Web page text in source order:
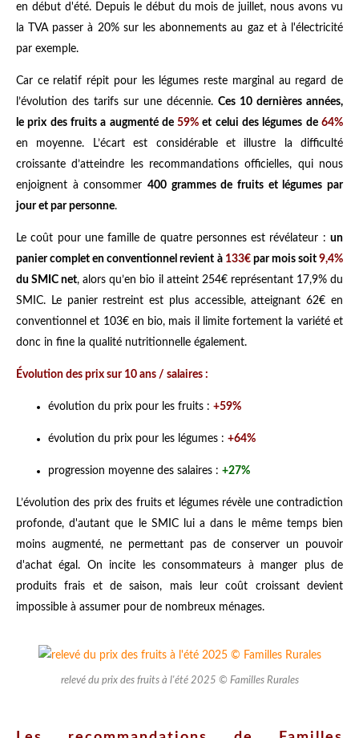
en début d'été. Depuis le début du mois de juillet, nous avons vu
la TVA passer à 20% sur les abonnements au gaz et à l'électricité
par exemple.
Car ce relatif répit pour les légumes reste marginal au regard de
l’évolution des tarifs sur une décennie. Ces 10 dernières années,
le prix des fruits a augmenté de59% et celui des légumes de64%
en moyenne. L’écart est considérable et illustre la difficulté
croissante d’atteindre les recommandations officielles, qui nous
enjoignent à consommer 400 grammes de fruits et légumes par
jour et par personne.
Le coût pour une famille de quatre personnes est révélateur : un
panier complet en conventionnel revient à 133€par mois soit9,4%
du SMIC net, alors qu’en bio il atteint 254€ représentant 17,9% du
SMIC. Le panier restreint est plus accessible, atteignant 62€ en
conventionnel et 103€ en bio, mais il limite fortement la variété et
donc in fine la qualité nutritionnelle également.
Évolution des prix sur 10 ans / salaires :
évolution du prix pour les fruits : +59%
évolution du prix pour les légumes : +64%
progression moyenne des salaires : +27%
L’évolution des prix des fruits et légumes révèle une contradiction
profonde, d'autant que le SMIC lui a dans le même temps bien
moins augmenté, ne permettant pas de conserver un pouvoir
d'achat égal. On incite les consommateurs à manger plus de
produits frais et de saison, mais leur coût croissant devient
impossible à assumer pour de nombreux ménages.
relevé du prix des fruits à l'été 2025 © Familles Rurales